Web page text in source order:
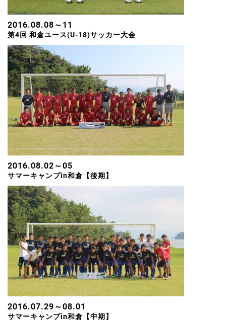
2016.08.08～11
第4回 和倉ユース(U-18)サッカー大会
2016.08.02～05
サマーキャンプin和倉【後期】
2016.07.29～08.01
サマーキャンプin和倉【中期】